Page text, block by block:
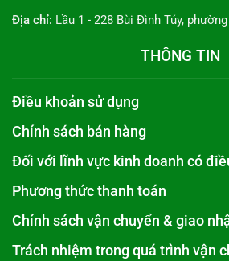
Địa chỉ: Lầu 1 - 228 Bùi Đình Túy,
THÔNG TIN
Điều khoản sử dụng
Chính sách bán hàng
Đối với lĩnh vực kinh doanh có
Phương thức thanh toán
Chính sách vận chuyển & giao
Trách nhiệm trong quá trình vận